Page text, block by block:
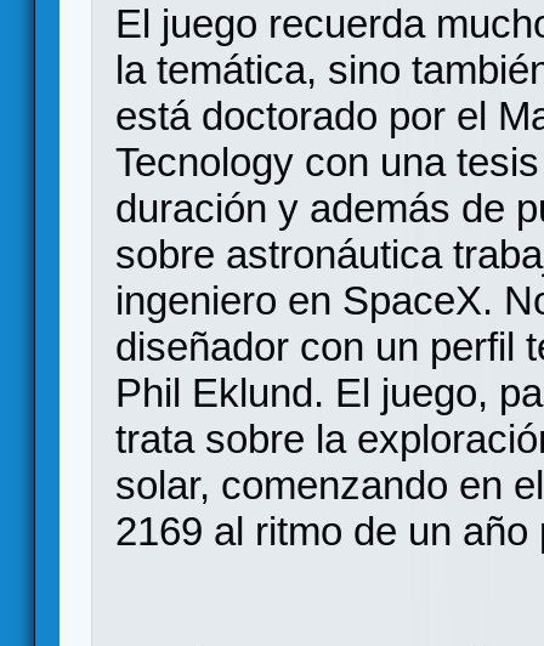
El juego recuerda
la temática, sino
está doctorado por el
Tecnology con una
duración y además de
sobre astronáutica
ingeniero en SpaceX.
diseñador con un perfil
Phil Eklund. El juego,
trata sobre la
solar, comenzando en
2169 al ritmo de un